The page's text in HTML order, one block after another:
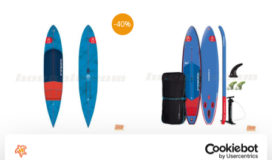
-40%
Starboard Ace Foil Lightning
2025
Starboard Generation Deluxe